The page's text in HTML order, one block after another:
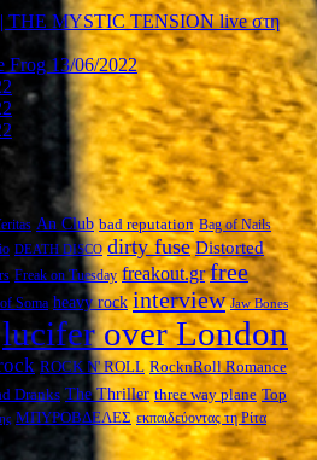
THE MYSTIC TENSION live στη
Frog 13/06/2022
An Club bad reputation Bag of Nails
DEATH DISCO dirty fuse Distorted
Freak on Tuesday freakout.gr free
Soma heavy rock interview Jaw Bones
lucifer over London
ROCK N' ROLL RocknRoll Romance
Dranks The Thriller three way plane Top
ΜΠΥΡΟΒΔΕΛΕΣ εκπαιδεύοντας τη Ρίτα